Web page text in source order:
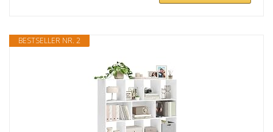
BESTSELLER NR. 2